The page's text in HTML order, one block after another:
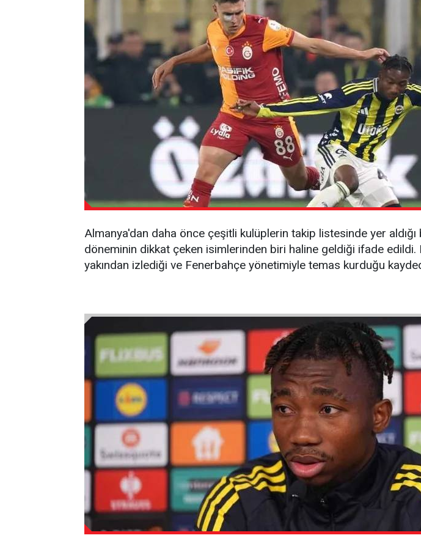
Almanya'dan daha önce çeşitli kulüplerin takip listesinde yer
döneminin dikkat çeken isimlerinden biri haline geldiği ifade
yakından izlediği ve Fenerbahçe yönetimiyle temas kurduğu